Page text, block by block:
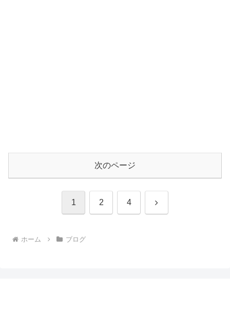
次のページ
1 2 4 次
ホーム ブログ